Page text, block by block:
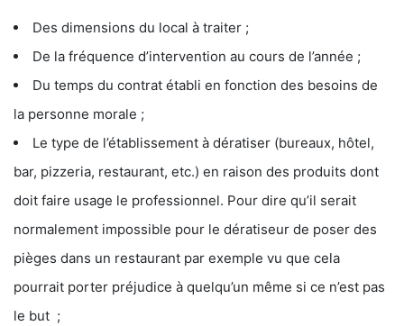
Des dimensions du local à traiter ;
De la fréquence d’intervention au cours de l’année ;
Du temps du contrat établi en fonction des besoins de
la personne morale ;
Le type de l’établissement à dératiser (bureaux, hôtel,
bar, pizzeria, restaurant, etc.) en raison des produits dont
doit faire usage le professionnel. Pour dire qu’il serait
normalement impossible pour le dératiseur de poser des
pièges dans un restaurant par exemple vu que cela
pourrait porter préjudice à quelqu’un même si ce n’est pas
le but ;